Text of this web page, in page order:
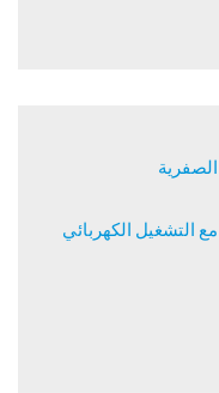
التشغيل الكهربائي